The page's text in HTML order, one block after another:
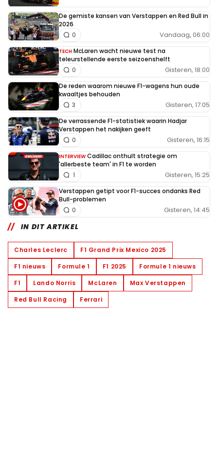
De gemiste kansen van Verstappen en Red Bull in
2026
Vandaag, 06:00
0
TECH McLaren wacht nieuwe test na
teleurstellende eerste seizoenshelft
Gisteren, 18:00
0
De reden waarom nieuwe F1-wagens hun oude
kwaaltjes behouden
Gisteren, 17:05
3
De verrassende F1-statistiek waarin Hadjar
Verstappen het nakijken geeft
Gisteren, 16:15
0
INTERVIEW Cadillac onthult strategie om
'allerbeste team' in F1 te worden
Gisteren, 15:25
1
Verstappen getipt voor F1-succes ondanks Red
Bull-problemen
Gisteren, 14:45
0
IN DIT ARTIKEL
Charles Leclerc
F1 Grand Prix Mexico 2025
F1 nieuws
Formule 1 F1 2025
Formule 1 nieuws
F1
Lando Norris McLaren
Max Verstappen
Red Bull Racing
Ferrari